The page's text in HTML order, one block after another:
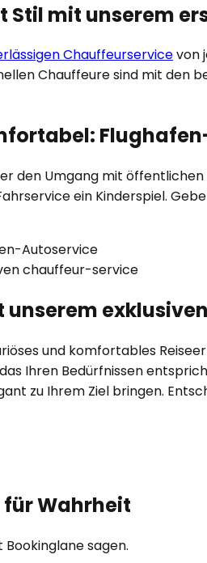
Stil mit unserem
Chauffeurservicevon
Chauffeure sind mit
den Umgang mit
ein Kinderspiel.
unserem
und komfortables
Ihren Bedürfnissen
zu Ihrem Ziel bringen.
Wahrheit
sagen.